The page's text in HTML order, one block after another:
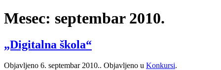
Mesec: septembar 2010.
„Digitalna škola“
Objavljeno 6. septembar 2010.. Objavljeno u Konkursi.